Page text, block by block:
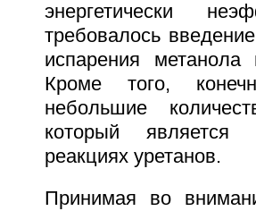
энергетически
требовалось
испарения
Кроме того,
небольшие
который является
реакциях уретанов.
Принимая во